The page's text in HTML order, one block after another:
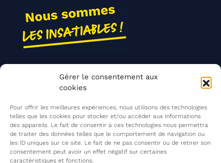
Gérer le consentement aux
cookies
Pour offrir les meilleures expériences, nous utilisons des technologies
telles que les cookies pour stocker et/ou accéder aux informations
des appareils. Le fait de consentir à ces technologies nous permettra
de traiter des données telles que le comportement de navigation ou
les ID uniques sur ce site. Le fait de ne pas consentir ou de retirer son
consentement peut avoir un effet négatif sur certaines
caractéristiques et fonctions.
Agir ensemble
Mentions légales
Politique de confidentialité